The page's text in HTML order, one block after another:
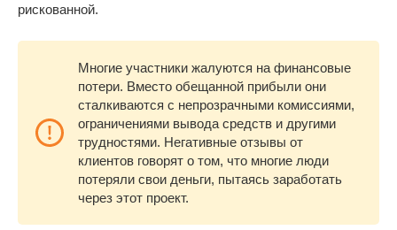
рискованной.
Многие участники жалуются на финансовые
потери. Вместо обещанной прибыли они
сталкиваются с непрозрачными комиссиями,
ограничениями вывода средств и другими
трудностями. Негативные отзывы от
клиентов говорят о том, что многие люди
потеряли свои деньги, пытаясь заработать
через этот проект.